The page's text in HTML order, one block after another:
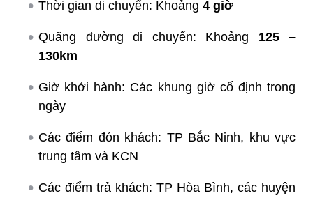
Thời gian di chuyển: Khoảng 4 giờ
Quãng đường di chuyển: Khoảng 125 –
130km
Giờ khởi hành: Các khung giờ cố định trong
ngày
Các điểm đón khách: TP Bắc Ninh, khu vực
trung tâm và KCN
Các điểm trả khách: TP Hòa Bình, các huyện